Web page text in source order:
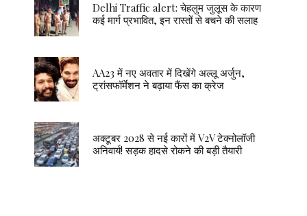
Delhi Traffic alert: चेहलुम जुलूस के कारण
कई मार्ग प्रभावित, इन रास्तों से बचने की सलाह
AA23 में नए अवतार में दिखेंगे अल्लू अर्जुन,
ट्रांसफॉर्मेशन ने बढ़ाया फैंस का क्रेज
अक्टूबर 2028 से नई कारों में V2V टेक्नोलॉजी
अनिवार्य! सड़क हादसे रोकने की बड़ी तैयारी